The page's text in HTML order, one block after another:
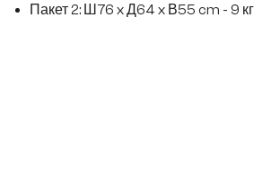
Пакет 2: Ш76 x Д64 x В55 cm - 9 кг